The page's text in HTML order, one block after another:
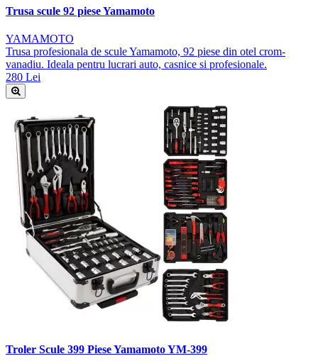
Trusa scule 92 piese Yamamoto
YAMAMOTO
Trusa profesionala de scule Yamamoto, 92 piese din otel crom-
vanadiu. Ideala pentru lucrari auto, casnice si profesionale.
280 Lei
Troler Scule 399 Piese Yamamoto YM-399